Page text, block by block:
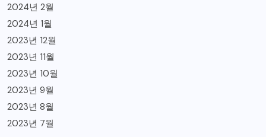
2024년 2월
2024년 1월
2023년 12월
2023년 11월
2023년 10월
2023년 9월
2023년 8월
2023년 7월